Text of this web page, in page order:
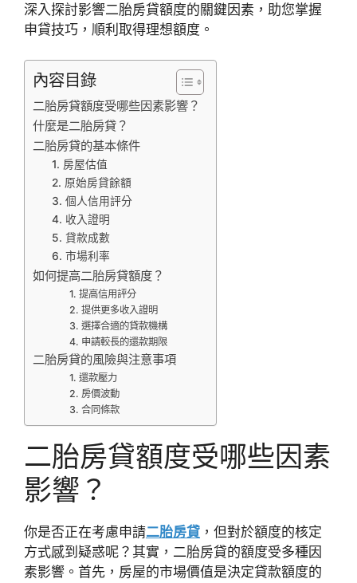
深入探討影響二胎房貸額度的關鍵因素，助您掌握
申貸技巧，順利取得理想額度。
內容目錄
二胎房貸額度受哪些因素影響？
什麼是二胎房貸？
二胎房貸的基本條件
1. 房屋估值
2. 原始房貸餘額
3. 個人信用評分
4. 收入證明
5. 貸款成數
6. 市場利率
如何提高二胎房貸額度？
1. 提高信用評分
2. 提供更多收入證明
3. 選擇合適的貸款機構
4. 申請較長的還款期限
二胎房貸的風險與注意事項
1. 還款壓力
2. 房價波動
3. 合同條款
二胎房貸額度受哪些因素
影響？
你是否正在考慮申請二胎房貸 ，但對於額度的核定
方式感到疑惑呢？其實，二胎房貸的額度受多種因
素影響。首先，房屋的市場價值是決定貸款額度的